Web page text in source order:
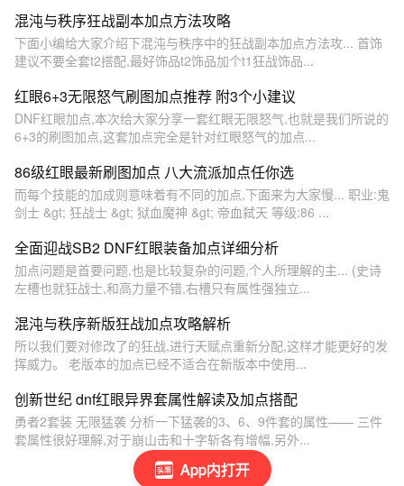
App内打开
混沌与秩序狂战副本加点方法攻略
下面小编给大家介绍下混沌与秩序中的狂战副本加点方法攻... 首饰
建议不要全套t2搭配,最好饰品t2饰品加个t1狂战饰品...
红眼6+3无限怒气刷图加点推荐 附3个小建议
DNF红眼加点,本次给大家分享一套红眼无限怒气,也就是我们所说的
6+3的刷图加点,这套加点完全是针对红眼怒气的加点...
86级红眼最新刷图加点 八大流派加点任你选
而每个技能的加成则意味着有不同的加点,下面来为大家慢... 职业:鬼
剑士 &gt; 狂战士 &gt; 狱血魔神 &gt; 帝血弑天 等级:86 ...
全面迎战SB2 DNF红眼装备加点详细分析
加点问题是首要问题,也是比较复杂的问题,个人所理解的主... (史诗
左槽也就狂战士,和高力量不错,右槽只有属性强独立...
混沌与秩序新版狂战加点攻略解析
所以我们要对修改了的狂战,进行天赋点重新分配,这样才能更好的发
挥威力。 老版本的加点已经不适合在新版本中使用...
创新世纪 dnf红眼异界套属性解读及加点搭配
勇者2套装 无限猛袭 分析一下猛袭的3、6、9件套的属性—— 三件
套属性很好理解,对于崩山击和十字斩各有增幅,另外...